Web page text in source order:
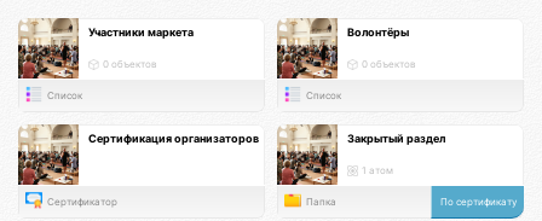
Участники маркета
0 объектов
Список
Волонтёры
0 объектов
Список
Сертификация организаторов
Сертификатор
Закрытый раздел
1 атом
Папка По сертификату